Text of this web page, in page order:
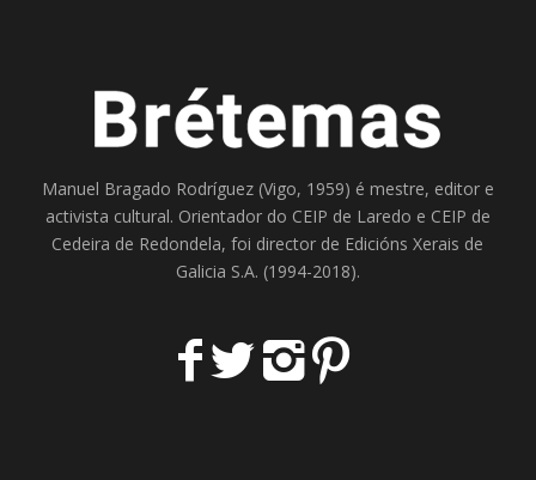
Manuel Bragado Rodríguez (Vigo, 1959) é mestre, editor e
activista cultural. Orientador do CEIP de Laredo e CEIP de
Cedeira de Redondela, foi director de Edicións Xerais de
Galicia S.A. (1994-2018).